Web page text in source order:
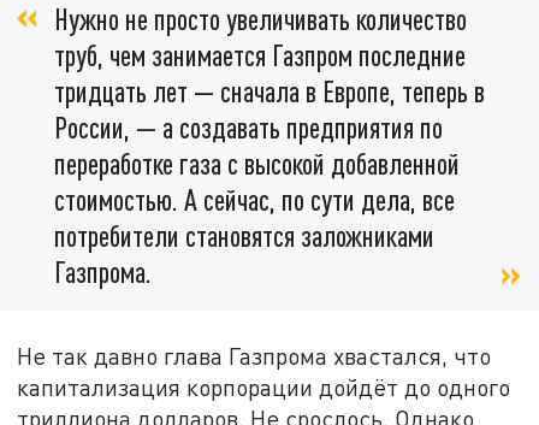
Нужно не просто увеличивать количество
труб, чем занимается Газпром последние
тридцать лет — сначала в Европе, теперь в
России, — а создавать предприятия по
переработке газа с высокой добавленной
стоимостью. А сейчас, по сути дела, все
потребители становятся заложниками
Газпрома.
Не так давно глава Газпрома хвастался, что
капитализация корпорации дойдёт до одного
триллиона долларов. Не срослось. Однако